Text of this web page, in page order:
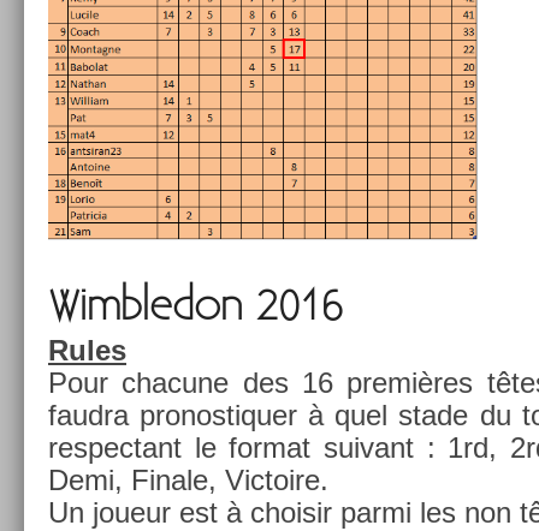
Wimbledon 2016
Rules
Pour chacune des 16 premières
faud­ra pro­nos­tiqu­er à quel stade du
re­spec­tant le for­mat suivant : 1rd,
Demi, Fin­ale, Vic­toire.
Un joueur est à choisir parmi les non